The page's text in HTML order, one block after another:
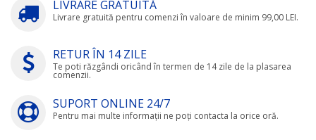
LIVRARE GRATUITĂ
Livrare gratuită pentru comenzi în valoare de minim 99,00 LEI.
RETUR ÎN 14 ZILE
Te poti răzgândi oricând în termen de 14 zile de la plasarea
comenzii.
SUPORT ONLINE 24/7
Pentru mai multe informații ne poți contacta la orice oră.